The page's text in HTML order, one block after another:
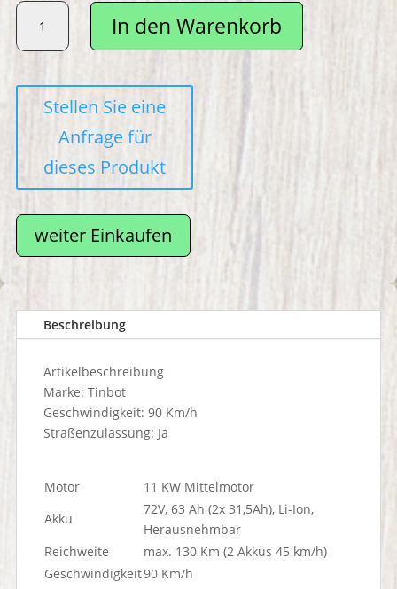
TINBOT
ESUM
Pro-
>weiss<
Crossvariante
In den Warenkorb
weiter Einkaufen
Beschreibung
Artikelbeschreibung
Marke: Tinbot
Geschwindigkeit: 90 Km/h
Straßenzulassung: Ja
Motor
11 KW Mittelmotor
Akku
72V, 63 Ah (2x 31,5Ah), Li-Ion,
Herausnehmbar
Reichweite
max. 130 Km (2 Akkus 45 km/h)
Geschwindigkeit90 Km/h